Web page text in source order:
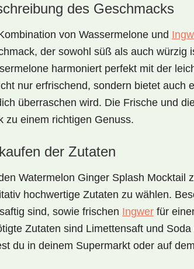
des Geschmacks
von Wassermelone und
der sowohl süß als auch würzig
harmoniert perfekt mit der
nur erfrischend, sondern bietet auch
überraschen wird. Die Frische und
zu einem richtigen Genuss.
der Zutaten
Watermelon Ginger Splash Mocktail
hochwertige Zutaten zu wählen.
sind, sowie frischen Ingwer für
Zutaten sind Limettensaft und Soda
du in deinem Supermarkt oder auf